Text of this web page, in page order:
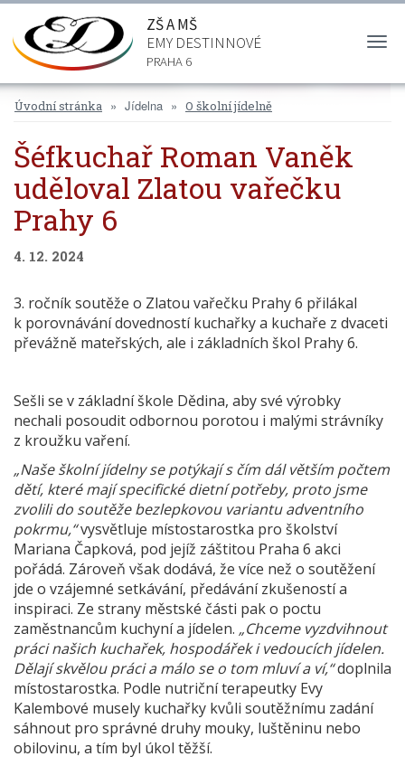
ZŠ A MŠ
EMY DESTINNOVÉ
PRAHA 6
Úvodní stránka Jídelna O školní jídelně
Šéfkuchař Roman Vaněk
uděloval Zlatou vařečku
Prahy 6
4. 12. 2024
3. ročník soutěže o Zlatou vařečku Prahy 6 přilákal
k porovnávání dovedností kuchařky a kuchaře z dvaceti
převážně mateřských, ale i základních škol Prahy 6.
Sešli se v základní škole Dědina, aby své výrobky
nechali posoudit odbornou porotou i malými strávníky
z kroužku vaření.
„Naše školní jídelny se potýkají s čím dál větším počtem
dětí, které mají specifické dietní potřeby, proto jsme
zvolili do soutěže bezlepkovou variantu adventního
pokrmu,“vysvětluje místostarostka pro školství
Mariana Čapková, pod jejíž záštitou Praha 6 akci
pořádá. Zároveň však dodává, že více než o soutěžení
jde o vzájemné setkávání, předávání zkušeností a
inspiraci. Ze strany městské části pak o poctu
zaměstnancům kuchyní a jídelen. „Chceme vyzdvihnout
práci našich kuchařek, hospodářek i vedoucích jídelen.
Dělají skvělou práci a málo se o tom mluví a ví,“doplnila
místostarostka. Podle nutriční terapeutky Evy
Kalembové musely kuchařky kvůli soutěžnímu zadání
sáhnout pro správné druhy mouky, luštěninu nebo
obilovinu, a tím byl úkol těžší.